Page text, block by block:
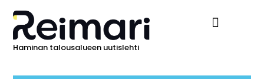
Haminan talousalueen uutislehti